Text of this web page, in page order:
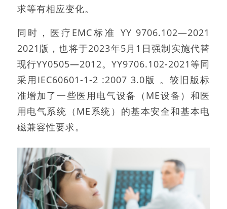
求等有相应变化。
同时，医疗EMC标准 YY 9706.102—2021
2021版，也将于2023年5月1日强制实施代替
现行YY0505—2012。YY9706.102-2021等同
采用IEC60601-1-2 :2007 3.0版 。较旧版标
准增加了一些医用电气设备（ME设备）和医
用电气系统（ME系统）的基本安全和基本电
磁兼容性要求。